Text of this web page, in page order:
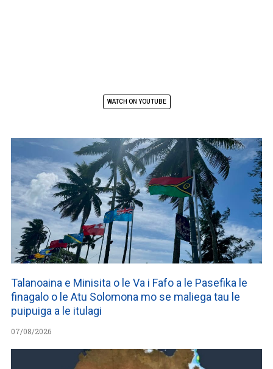
WATCH ON YOUTUBE
Talanoaina e Minisita o le Va i Fafo a le Pasefika le
finagalo o le Atu Solomona mo se maliega tau le
puipuiga a le itulagi
07/08/2026